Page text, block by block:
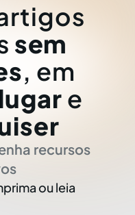
sem
, em
e
recursos
ou leia